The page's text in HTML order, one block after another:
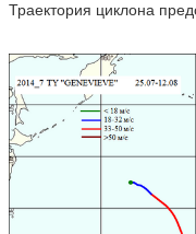
Траектория циклона